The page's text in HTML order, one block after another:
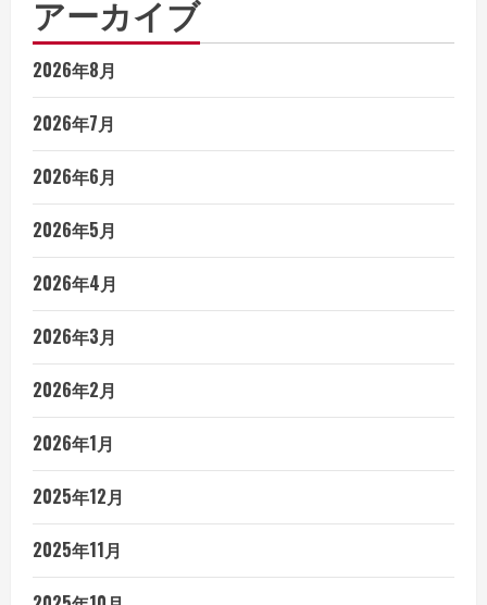
アーカイブ
2026年8月
2026年7月
2026年6月
2026年5月
2026年4月
2026年3月
2026年2月
2026年1月
2025年12月
2025年11月